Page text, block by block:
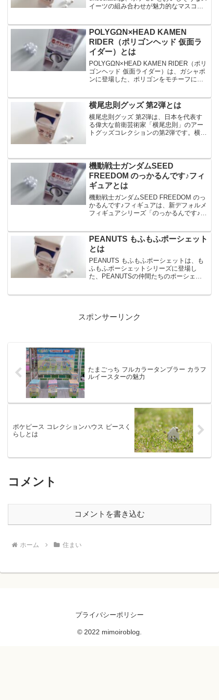
イーツの組み合わせが魅力的なマスコッ
ツマスコット chocolate!は...
POLYGΩN×HEAD KAMEN
RIDER（ポリゴンヘッド 仮面ラ
イダー）とは
POLYGΩN×HEAD KAMEN RIDER（ポリ
ゴンヘッド 仮面ライダー）は、ガシャポ
ンに登場した、ポリゴンをモチーフにし
ッド）です。POLYGΩN×H...
横尾忠則グッズ 第2弾とは
横尾忠則グッズ 第2弾は、日本を代表す
る偉大な前衛芸術家「横尾忠則」のアー
トグッズコレクションの第2弾です。横尾
回は、横尾忠則...
機動戦士ガンダムSEED
FREEDOM のっかるんです♪フィ
ギュアとは
機動戦士ガンダムSEED FREEDOM のっ
かるんです♪フィギュアは、新デフォルメ
フィギュアシリーズ「のっかるんです♪」
クター達です。機動戦士ガンダムSE...
PEANUTS もふもふポーシェット
とは
PEANUTS もふもふポーシェットは、も
ふもふポーシェットシリーズに登場し
た、PEANUTSの仲間たちのポーシェッ
スポンサーリンク
たまごっち フルカラータンブラー カラフ
ルイースターの魅力
ポケピース コレクションハウス ピースく
らしとは
コメント
コメントを書き込む
ホーム 住まい
プライバシーポリシー
© 2022 mimoiroblog.